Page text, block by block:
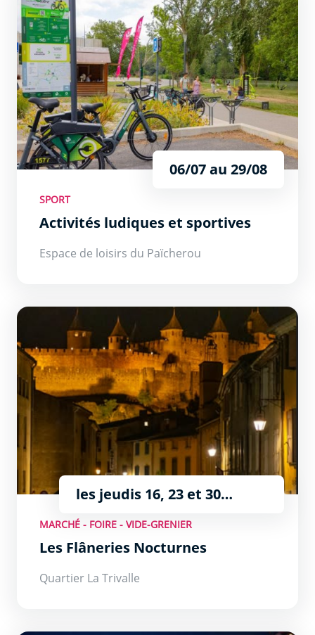
06/07 au 29/08
SPORT
Activités ludiques et sportives
Espace de loisirs du Païcherou
Les Flâneries Nocturnes
les jeudis 16, 23 et 30
juillet, 6 et 13 août de 18h à
MARCHÉ - FOIRE - VIDE-GRENIER
Les Flâneries Nocturnes
Quartier La Trivalle